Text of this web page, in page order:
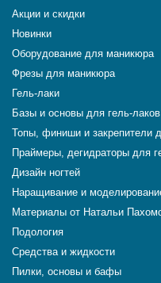
Акции и скидки
Новинки
Оборудование для маникюра
Фрезы для маникюра
Гель-лаки
Базы и основы для гель-лаков
Топы, финиши и закрепители
Праймеры, дегидраторы для
Дизайн ногтей
Наращивание и
Материалы от Натальи
Подология
Средства и жидкости
Пилки, основы и бафы